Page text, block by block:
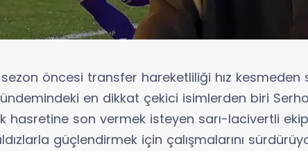
öncesi transfer hareketliliği hız kesmeden
en dikkat çekici isimlerden biri
hasretine son vermek isteyen sarı-lacivertli
güçlendirmek için çalışmalarını